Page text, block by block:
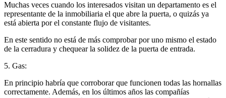
Muchas veces cuando los interesados visitan un departamento es el
representante de la inmobiliaria el que abre la puerta, o quizás ya
está abierta por el constante flujo de visitantes.
En este sentido no está de más comprobar por uno mismo el estado
de la cerradura y chequear la solidez de la puerta de entrada.
5. Gas:
En principio habría que corroborar que funcionen todas las hornallas
correctamente. Además, en los últimos años las compañías